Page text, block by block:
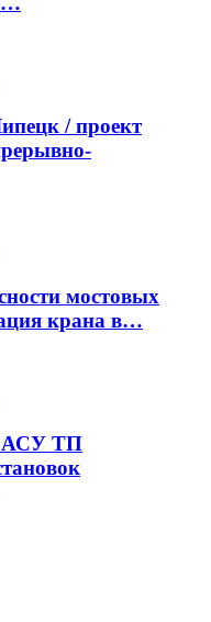
/ проект
мостовых
крана в…
АСУ ТП